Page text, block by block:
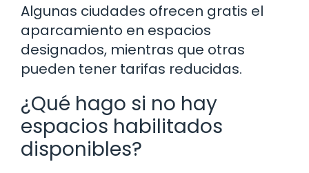
Algunas ciudades ofrecen gratis el
aparcamiento en espacios
designados, mientras que otras
pueden tener tarifas reducidas.
¿Qué hago si no hay
espacios habilitados
disponibles?